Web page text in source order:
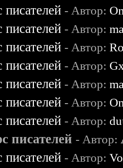
- Автор:
- Автор:
- Автор:
- Автор:
- Автор:
- Автор:
- Автор:
писателей - Автор:
- Автор: